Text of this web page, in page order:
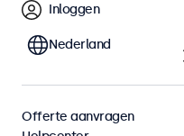
besturingssystemen en
montageopties, waarmee
elke applicatie en iedere
Inloggen
Nederland
Offerte aanvragen